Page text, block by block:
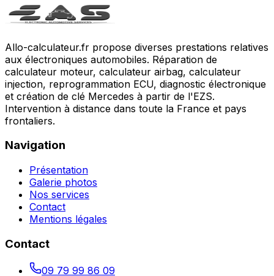
Allo-calculateur.fr propose diverses prestations relatives
aux électroniques automobiles. Réparation de
calculateur moteur, calculateur airbag, calculateur
injection, reprogrammation ECU, diagnostic électronique
et création de clé Mercedes à partir de l'EZS.
Intervention à distance dans toute la France et pays
frontaliers.
Navigation
Présentation
Galerie photos
Nos services
Contact
Mentions légales
Contact
09 79 99 86 09